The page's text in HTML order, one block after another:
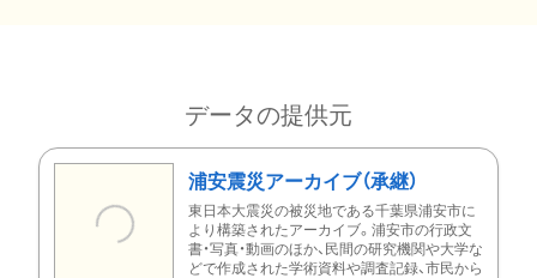
データの提供元
浦安震災アーカイブ（承継）
東日本大震災の被災地である千葉県浦安市に
より構築されたアーカイブ。浦安市の行政文
書・写真・動画のほか、民間の研究機関や大学な
どで作成された学術資料や調査記録、市民から